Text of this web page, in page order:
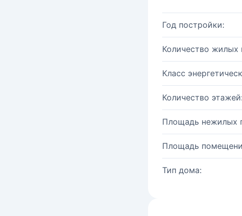
Год постройки:
Количество
Класс
Количество этажей:
Площадь нежилых
Площадь
Тип дома: